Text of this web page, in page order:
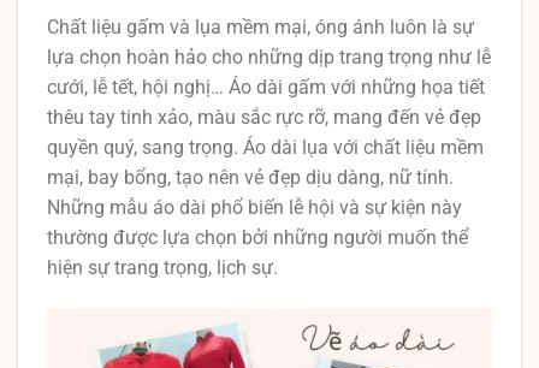
Chất liệu gấm và lụa mềm mại, óng ánh luôn là sự
lựa chọn hoàn hảo cho những dịp trang trọng như lễ
cưới, lễ tết, hội nghị… Áo dài gấm với những họa tiết
thêu tay tinh xảo, màu sắc rực rỡ, mang đến vẻ đẹp
quyền quý, sang trọng. Áo dài lụa với chất liệu mềm
mại, bay bổng, tạo nên vẻ đẹp dịu dàng, nữ tính.
Những mẫu áo dài phổ biến lễ hội và sự kiện này
thường được lựa chọn bởi những người muốn thể
hiện sự trang trọng, lịch sự.